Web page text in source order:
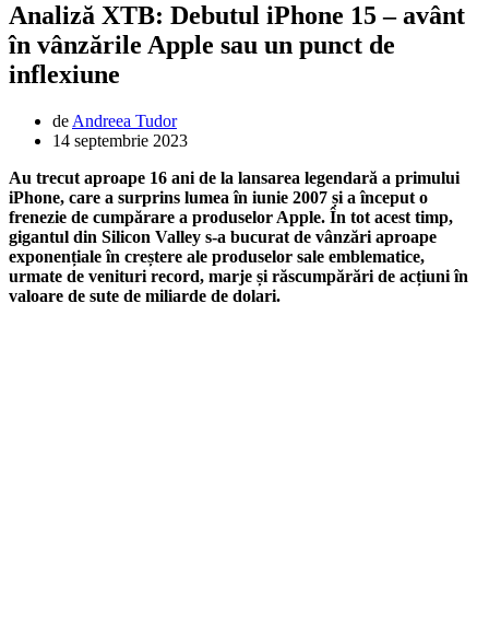
Analiză XTB: Debutul iPhone 15 – avânt
în vânzările Apple sau un punct de
inflexiune
de Andreea Tudor
14 septembrie 2023
Au trecut aproape 16 ani de la lansarea legendară a primului
iPhone, care a surprins lumea în iunie 2007 și a început o
frenezie de cumpărare a produselor Apple. În tot acest timp,
gigantul din Silicon Valley s-a bucurat de vânzări aproape
exponențiale în creștere ale produselor sale emblematice,
urmate de venituri record, marje și răscumpărări de acțiuni în
valoare de sute de miliarde de dolari.